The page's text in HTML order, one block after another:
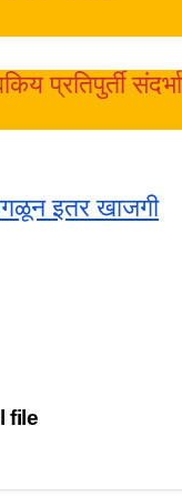
प्रतिपुर्ती
इतर खाजगी
file